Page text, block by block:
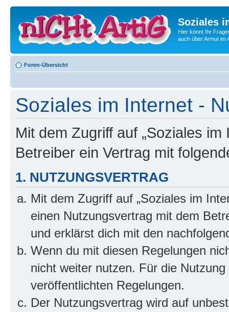
Soziales
Hier könnt Ihr
auch über Armut im
Foren-Übersicht
Soziales im Internet -
Mit dem Zugriff auf „Soziales
Betreiber ein Vertrag mit
1. NUTZUNGSVERTRAG
Mit dem Zugriff auf „Soziales im
einen Nutzungsvertrag mit dem
und erklärst dich mit den
Wenn du mit diesen Regelungen
nicht weiter nutzen. Für die
veröffentlichten Regelungen.
Der Nutzungsvertrag wird auf